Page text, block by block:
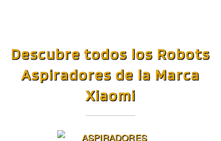
Descubre todos los Robots
Aspiradores de la Marca
Xiaomi